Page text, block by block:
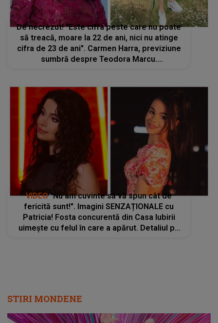
De necrezut! "Este cifra peste care nu poate
să treacă, moare la 22 de ani, nici nu atinge
cifra de 23 de ani". Carmen Harra, previziune
sumbră despre Teodora Marcu.
VIDEO"Nu am cuvinte să vă spun cât de
fericită sunt!". Imagini SENZAȚIONALE cu
Patricia! Fosta concurentă din Casa Iubirii
uimește cu felul în care a apărut. Detaliul pe
STIRI MONDENE